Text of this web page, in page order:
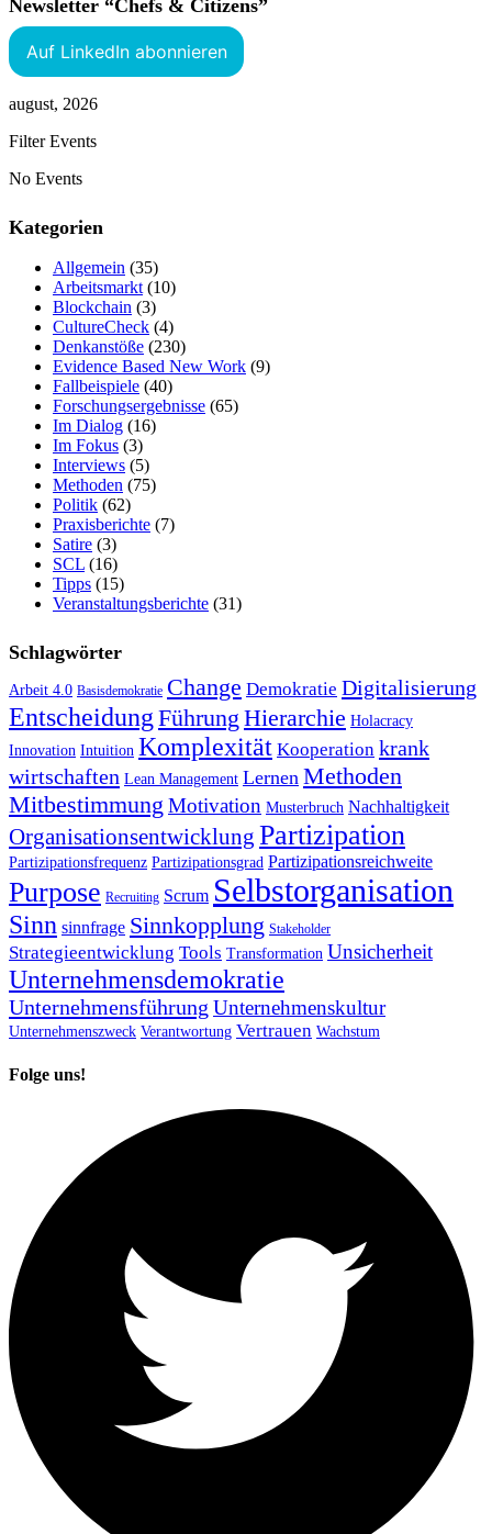
Newsletter “Chefs & Citizens”
Auf LinkedIn abonnieren
august, 2026
Filter Events
No Events
Kategorien
Allgemein (35)
Arbeitsmarkt (10)
Blockchain (3)
CultureCheck (4)
Denkanstöße (230)
Evidence Based New Work (9)
Fallbeispiele (40)
Forschungsergebnisse (65)
Im Dialog (16)
Im Fokus (3)
Interviews (5)
Methoden (75)
Politik (62)
Praxisberichte (7)
Satire (3)
SCL (16)
Tipps (15)
Veranstaltungsberichte (31)
Schlagwörter
Arbeit 4.0 Basisdemokratie Change Demokratie Digitalisierung
Entscheidung Führung Hierarchie Holacracy
Innovation Intuition Komplexität Kooperation krank
wirtschaften Lean Management Lernen Methoden
Mitbestimmung Motivation Musterbruch Nachhaltigkeit
Organisationsentwicklung Partizipation
Partizipationsfrequenz Partizipationsgrad Partizipationsreichweite
Purpose Recruiting Scrum Selbstorganisation
Sinn sinnfrage Sinnkopplung Stakeholder
Strategieentwicklung Tools Transformation Unsicherheit
Unternehmensdemokratie
Unternehmensführung Unternehmenskultur
Unternehmenszweck Verantwortung Vertrauen Wachstum
Folge uns!